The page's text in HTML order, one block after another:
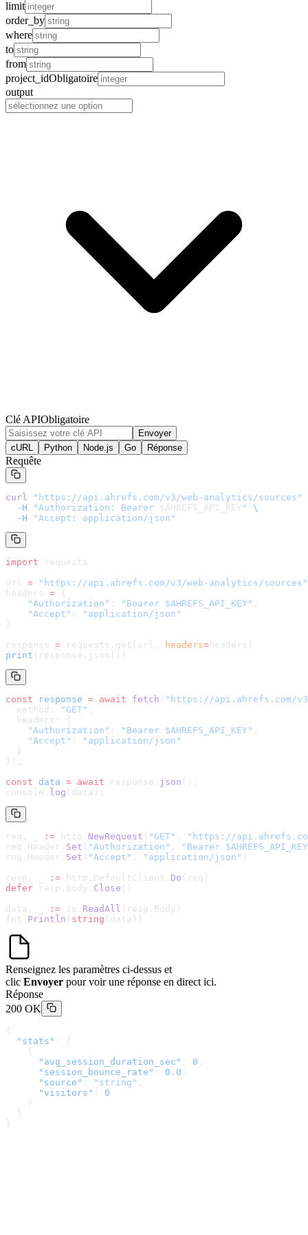
limit
order_by
where
to
from
project_idObligatoire
output
Clé APIObligatoire
Envoyer
cURL
Python Node.js Go Réponse
Requête
curl " https://api.ahrefs.com/v3/web-analytics/sources "
  -H
"Authorization: Bearer $AHREFS_API_KEY "
\
  -H
"Accept: application/json"
import requests
url = " https://api.ahrefs.com/v3/web-analytics/sources "
headers = {
    "Authorization"
: "Bearer $AHREFS_API_KEY" ,
    "Accept"
:
"application/json"
}
response = requests.get(url, headers= headers )
print (response.json())
const response = await fetch ( " https://api.ahrefs.com/
  method:
"GET" ,
  headers: {
    "Authorization"
: "Bearer $AHREFS_API_KEY" ,
    "Accept"
:
"application/json"
  }
});
const data = await response. json ();
console. log (data);
req, _ := http. NewRequest ( "GET" , " https://
req.Header. Set ( "Authorization" ,
"Bearer
req.Header. Set ( "Accept" , "application/json" )
resp, _
:= http.DefaultClient. Do (req)
defer resp.Body. Close ()
data, _
:= io. ReadAll (resp.Body)
fmt. Println ( string (data))
Renseignez les paramètres ci-dessus et
clic Envoyer pour voir une réponse en direct ici.
Réponse
200 OK
{
  "stats"
: [
    {
      "avg_session_duration_sec"
: 0 ,
      "session_bounce_rate"
: 0.0 ,
      "source"
: "string" ,
      "visitors"
: 0
    }
}